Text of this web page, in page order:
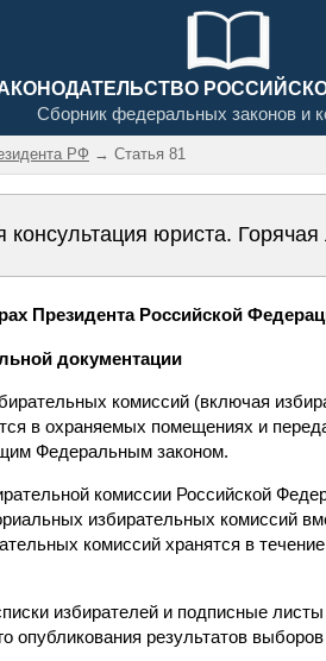
Сборник федеральных законов и
РФ → Статья 81
консультация юриста. Горячая
Президента Российской
документации
комиссий (включая
в охраняемых помещениях и
Федеральным законом.
комиссии Российской
избирательных комиссий
комиссий хранятся в
избирателей и подписные
опубликования результатов